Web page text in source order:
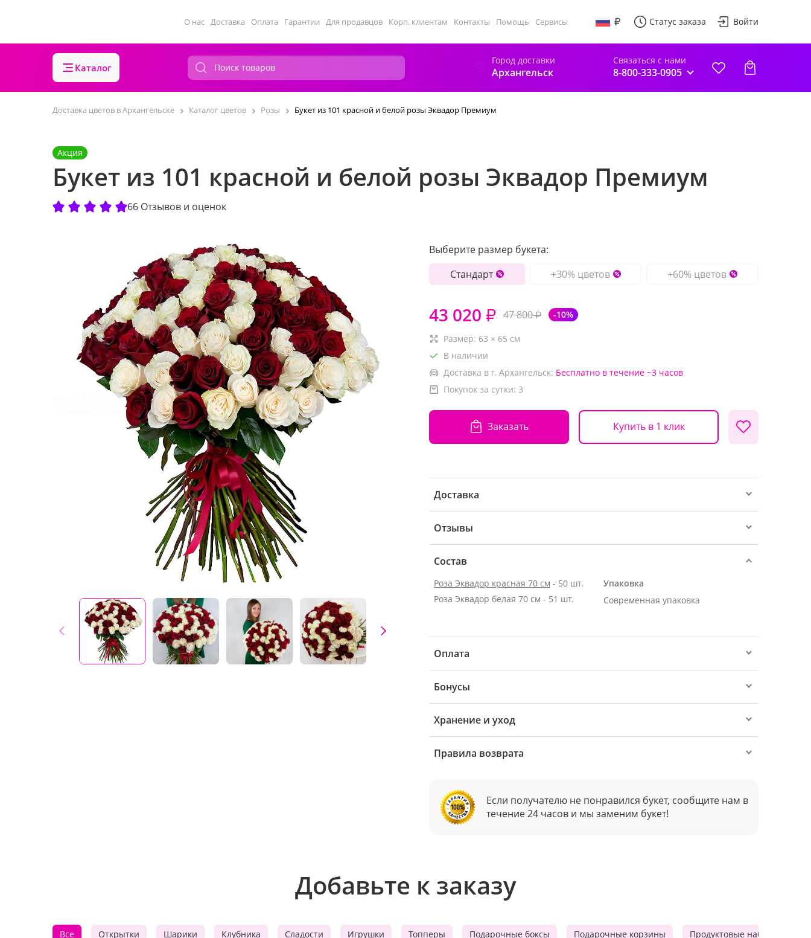
О нас Доставка Оплата Гарантии Для продавцов Корп. клиентам Контакты Помощь Сервисы Статус заказа Войти
Каталог
Город доставки
Архангельск
Связаться с нами
8-800-333-0905
Доставка цветов в Архангельске Каталог цветов Розы Букет из 101 красной и белой розы Эквадор Премиум
Акция
Букет из 101 красной и белой розы Эквадор Премиум
66 Отзывов и оценок
Выберите размер букета:
Стандарт
+30% цветов +60% цветов
43 020 ₽ 47 800₽ -10%
Размер: 63 × 65 см
В наличии
Доставка в г. Архангельск: Бесплатно в течение ~3 часов
Покупок за сутки: 3
Заказать Купить в 1 клик
Доставка
Отзывы
Состав
Роза Эквадор красная 70 см - 50 шт.
Роза Эквадор белая 70 см - 51 шт.
Упаковка
Современная упаковка
Оплата
Бонусы
Хранение и уход
Правила возврата
Если получателю не понравился букет, сообщите нам в
течение 24 часов и мы заменим букет!
Добавьте к заказу
Все Открытки Шарики Клубника Сладости Игрушки Топперы Подарочные боксы Подарочные корзины Продуктовые наборы